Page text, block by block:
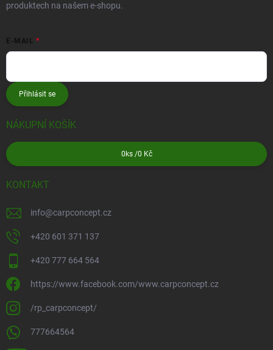
produktech na našem e-shopu.
E-MAIL
Přihlásit se
NÁKUPNÍ KOŠÍK
0 ks /0 Kč
KONTAKT
info@carpconcept.cz
+420 601 371 137
+420 777 664 564
https://www.facebook.com/www.carpconcept.cz
/rp_carpconcept/
777664564